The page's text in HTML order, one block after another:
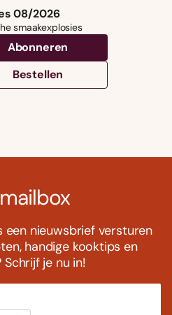
08/2026
smaakexplosies
Abonneren
Bestellen
een nieuwsbrief versturen
handige kooktips en
je nu in!